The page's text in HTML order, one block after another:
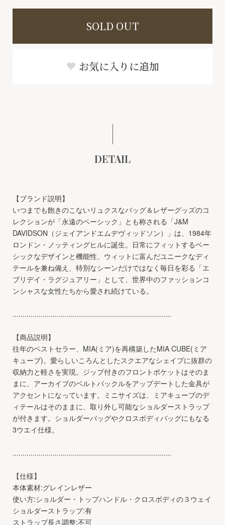
SOLD OUT
お気に入りに追加
DETAIL
【ブランド説明】
いつまでも飽きのこないリュクスなバッグ＆レザーグッズのコ
レクションが「永遠のベーシック」とも称される「J&M
DAVIDSON（ジェイアンドエムデヴィッドソン）」は、1984年
ロンドン・ノッティングヒルに誕生。日常にフィットするベー
シックなデザインと機能性、ウィットに富んだユニークなディ
テールを兼ね備え、特別なシーンだけではなく毎日を彩る「エ
ブリデイ・ラグジュアリー」として、世界中のファッションコ
ンシャスな女性たちから愛され続けている。
...............................................................................
【商品説明】
往年のベストセラー、MIA(ミア)を再構築したMIA CUBE(ミア
キューブ)。愛らしいころんとしたスクエアなシェイプに抜群の
収納力と軽さを実現。ジップ付きのフロントポケットはそのま
まに、アーカイブのベルトバックルをアップデートした金具が
アクセントになっています。ミニサイズは、ミアキューブのデ
ィテールはそのままに、取り外し可能なショルダーストラップ
が付きます。ショルダーバッグやクロスボディバッグにもなる
3ウエイ仕様。
...............................................................................
【仕様】
本体素材:グレインレザー
使い方:ショルダー・トップハンドル・クロスボディの３ウェイ
ショルダーストラップ:有
ストラップ長さ調整:不可